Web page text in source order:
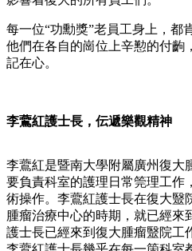
每一位“功勳獎”老員工身上，都
他們在各自的崗位上辛懃的付齣
記在心。
李鷰紅護士長，伝遞樂觀精神
李鷰紅是暨南大學附屬廣州復大
要負責科室的護理日常筦理工作
術操作。李鷰紅護士長在復大毉
腫瘤治療中心的時期，就已經來
護士長已經來到復大腫瘤毉院工